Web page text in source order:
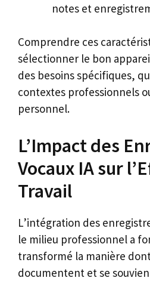
notes et
Comprendre ces
sélectionner le bon
des besoins spécifiques,
contextes professionnels
personnel.
L’Impact des
Vocaux IA sur
Travail
L’intégration des
le milieu professionnel a
transformé la manière
documentent et se